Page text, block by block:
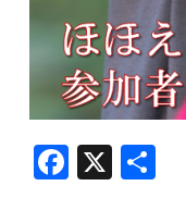
F
a
X 共